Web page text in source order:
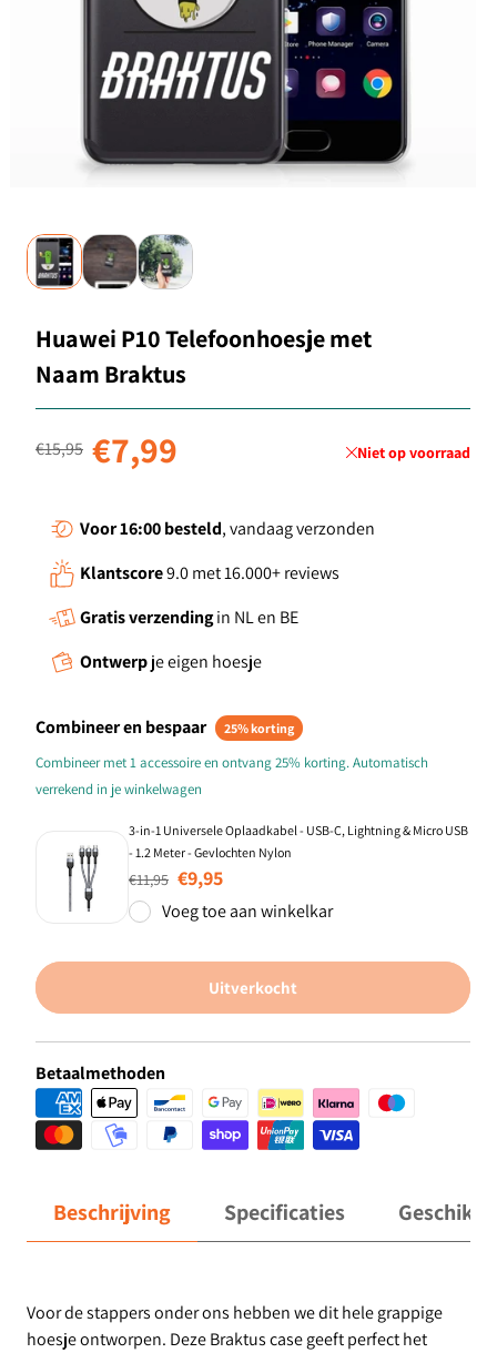
Huawei P10 Telefoonhoesje met
Naam Braktus
Normale prijs
€15,95
Aanbiedingsprijs
€7,99 Niet op voorraad
Voor 16:00besteld, vandaag verzonden
Klantscore9.0 met 16.000+ reviews
Gratis verzendingin NL en BE
Ontwerpje eigen hoesje
Combineer en bespaar 25% korting
Combineer met 1 accessoire en ontvang 25% korting. Automatisch
verrekend in je winkelwagen
3-in-1 Universele Oplaadkabel - USB-C, Lightning & Micro USB
- 1.2 Meter - Gevlochten Nylon
Normale prijs
€11,95 Aanbiedingsprijs
€9,95
Voeg toe aan winkelkar
Uitverkocht
Betaalmethoden
Beschrijving Specificaties Geschikt
Voor de stappers onder ons hebben we dit hele grappige
hoesje ontworpen. Deze Braktus case geeft perfect het